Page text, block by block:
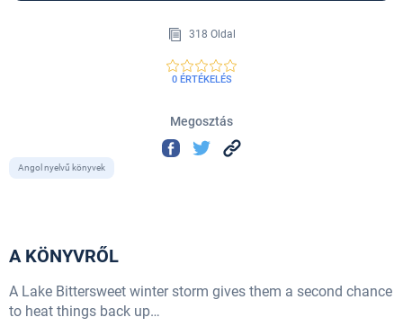
318 Oldal
0 ÉRTÉKELÉS
Megosztás
Angol nyelvű könyvek
A KÖNYVRŐL
A Lake Bittersweet winter storm gives them a second chance
to heat things back up…